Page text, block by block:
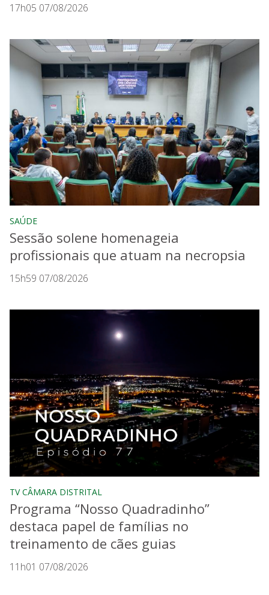
17h05 07/08/2026
SAÚDE
Sessão solene homenageia
profissionais que atuam na necropsia
15h59 07/08/2026
TV CÂMARA DISTRITAL
Programa “Nosso Quadradinho”
destaca papel de famílias no
treinamento de cães guias
11h01 07/08/2026